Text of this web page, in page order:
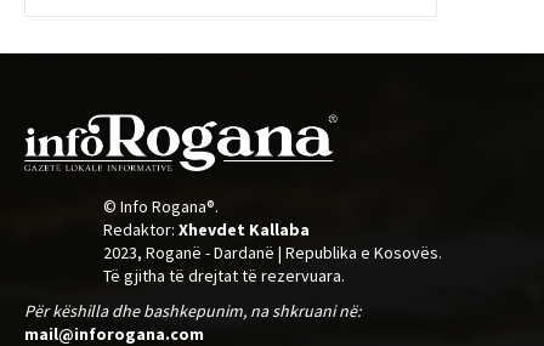
© Info Rogana®.
Redaktor: Xhevdet Kallaba
2023, Roganë - Dardanë | Republika e Kosovës.
Të gjitha të drejtat të rezervuara.
Për këshilla dhe bashkepunim, na shkruani në:
mail@inforogana.com